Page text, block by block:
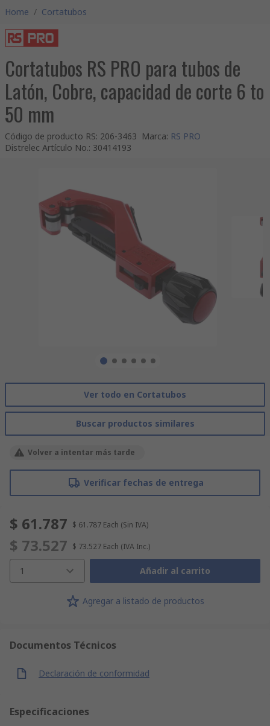
Home / Cortatubos
Cortatubos RS PRO para tubos de
Latón, Cobre, capacidad de corte 6 to
50 mm
Código de producto RS: 206-3463 Marca: RS PRO
Distrelec Artículo No.: 30414193
Ver todo en Cortatubos
Buscar productos similares
Volver a intentar más tarde
Verificar fechas de entrega
$ 61.787 $ 61.787 Each (Sin IVA)
$ 73.527 $ 73.527 Each (IVA Inc.)
1 Añadir al carrito
Agregar a listado de productos
Documentos Técnicos
Declaración de conformidad
Especificaciones